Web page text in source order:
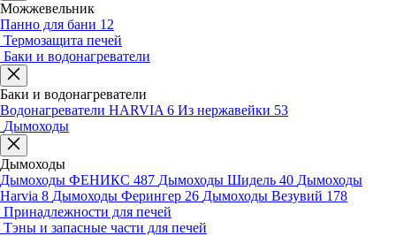
Можжевельник
Панно для бани 12
Термозащита печей
Баки и водонагреватели
Баки и водонагреватели
Водонагреватели HARVIA 6 Из нержавейки 53
Дымоходы
Дымоходы
Дымоходы ФЕНИКС 487 Дымоходы Шидель 40 Дымоходы
Harvia 8 Дымоходы Ферингер 26 Дымоходы Везувий 178
Принадлежности для печей
Тэны и запасные части для печей